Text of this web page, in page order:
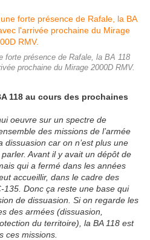
forte présence de Rafale, la BA 118
prochaine du Mirage 2000D RMV.
118 au cours des prochaines
oeuvre sur un spectre de
des missions de l’armée
dissuasion car on n’est plus une
Avant il y avait un dépôt de
qui a fermé dans les années
accueillir, dans le cadre des
135. Donc ça reste une base qui
de dissuasion. Si on regarde les
des armées (dissuasion,
du territoire), la BA 118 est
ces missions.